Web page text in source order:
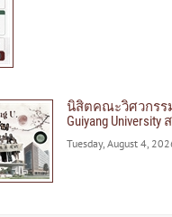
นิสิตคณะวิศวกรร
Guiyang
Tuesday, August 4,